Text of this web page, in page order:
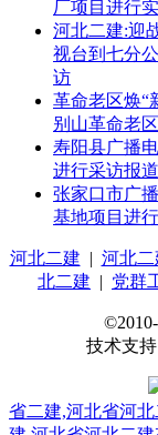
厂项目进行
河北二建:迎
视台到七分
访
革命老区焕“
别山革命老
寿阳县广播
进行采访报道
张家口市广
基地项目进
河北二建 | 河北二
北二建 | 党群
技术支
省二建,河北省河